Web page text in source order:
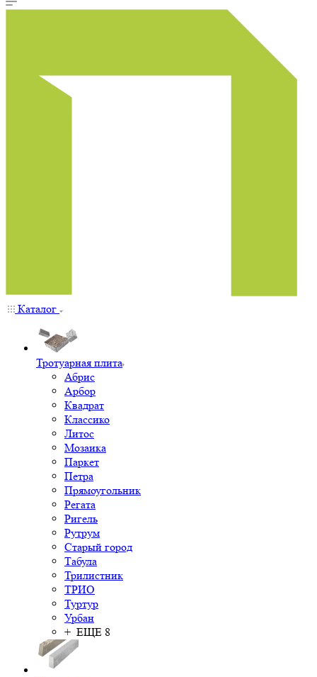
Каталог
Тротуарная плита
Абрис
Арбор
Квадрат
Классико
Литос
Мозаика
Паркет
Петра
Прямоугольник
Регата
Ригель
Рутрум
Старый город
Табула
Трилистник
ТРИО
Туртур
Урбан
+ ЕЩЕ 8